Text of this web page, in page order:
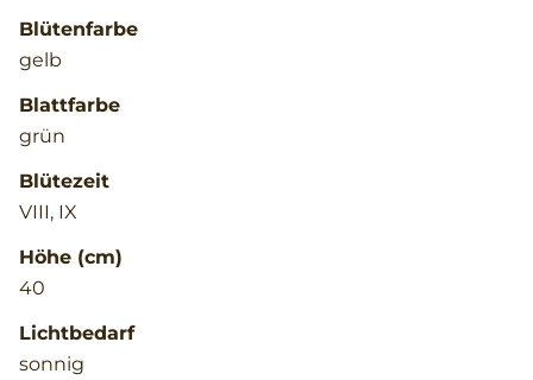
Blütenfarbe
gelb
Blattfarbe
grün
Blütezeit
VIII, IX
Höhe (cm)
40
Lichtbedarf
sonnig